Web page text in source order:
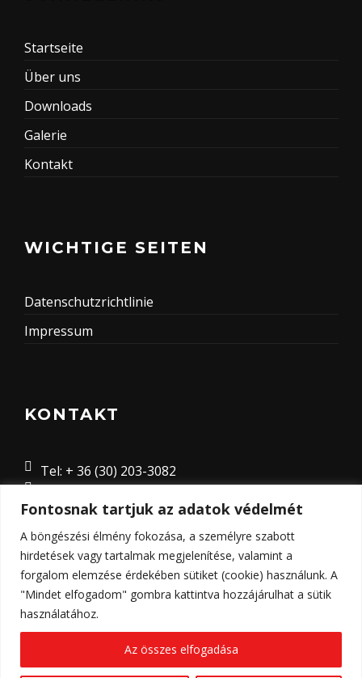
Fontosnak tartjuk az adatok védelmét
A böngészési élmény fokozása, a személyre szabott
hirdetések vagy tartalmak megjelenítése, valamint a
forgalom elemzése érdekében sütiket (cookie) használunk. A
"Mindet elfogadom" gombra kattintva hozzájárulhat a sütik
használatához.
Az összes elfogadása
Startseite
Über uns
Downloads
Galerie
Kontakt
WICHTIGE SEITEN
Datenschutzrichtlinie
Impressum
KONTAKT
Tel: + 36 (30) 203-3082
8635 Ordacsehi Külterület 8 hrsz., Magyarország
© Copyright 2023 - Traex-Bau Kft. Weboldalt készítette: